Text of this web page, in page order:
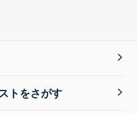
トをさがす